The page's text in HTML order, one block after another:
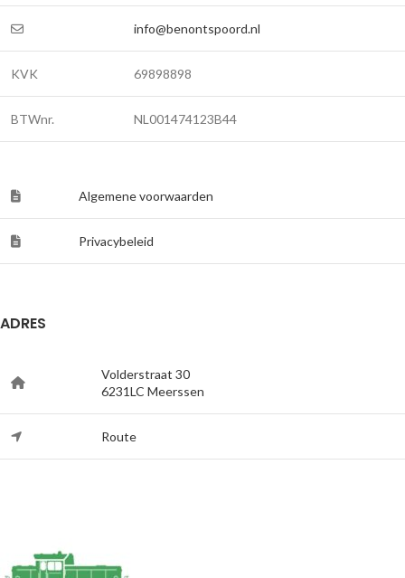
info@benontspoord.nl
KVK 69898898
BTWnr. NL001474123B44
Algemene voorwaarden
Privacybeleid
ADRES
Volderstraat 30
6231LC Meerssen
Route